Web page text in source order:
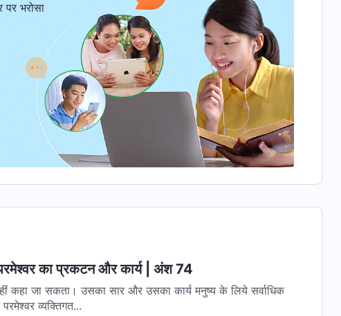
भरोसा
का प्रकटन और कार्य | अंश 74
कहा जा सकता। उसका सार और उसका कार्य मनुष्य के लिये सर्वाधिक
व्यक्तिगत...